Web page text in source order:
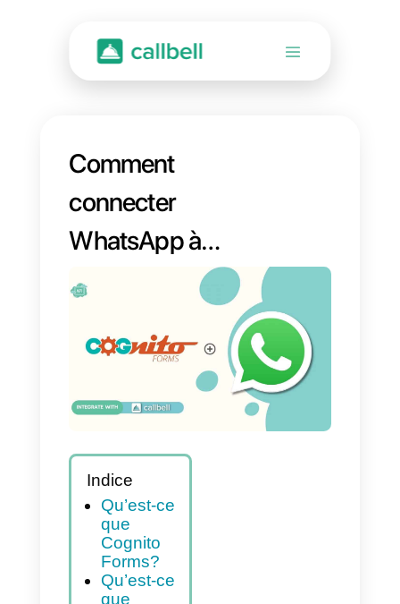
Comment
connecter
WhatsApp à
Cognito Forms |
Callbell
Indice